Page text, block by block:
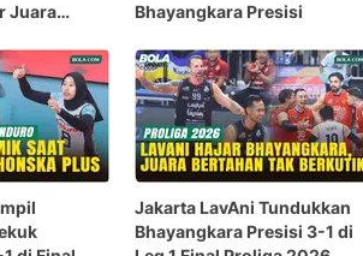
Juara
Bhayangkara Presisi
Jakarta LavAni Tundukkan
Bhayangkara Presisi 3-1 di